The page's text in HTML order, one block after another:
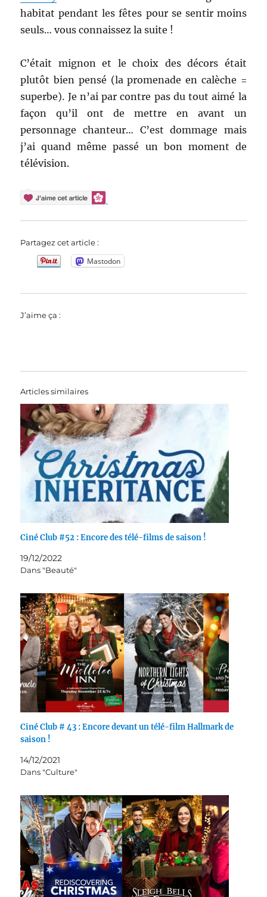
habitat pendant les fêtes pour se sentir moins
seuls… vous connaissez la suite !
C’était mignon et le choix des décors était
plutôt bien pensé (la promenade en calèche =
superbe). Je n’ai par contre pas du tout aimé la
façon qu’il ont de mettre en avant un
personnage chanteur… C’est dommage mais
j’ai quand même passé un bon moment de
télévision.
Partagez cet article :
Mastodon
J’aime ça :
Articles similaires
Ciné Club #52 : Encore des télé-films de saison !
19/12/2022
Dans "Beauté"
Ciné Club # 43 : Encore devant un télé-film Hallmark de
saison !
14/12/2021
Dans "Culture"